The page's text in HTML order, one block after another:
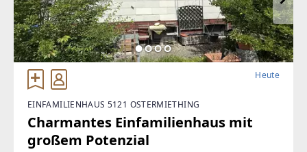
Heute
EINFAMILIENHAUS 5121 OSTERMIETHING
Charmantes Einfamilienhaus mit
großem Potenzial